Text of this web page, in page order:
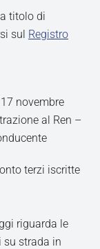
titolo di
sul Registro
novembre
al Ren –
terzi iscritte
riguarda le
su strada in